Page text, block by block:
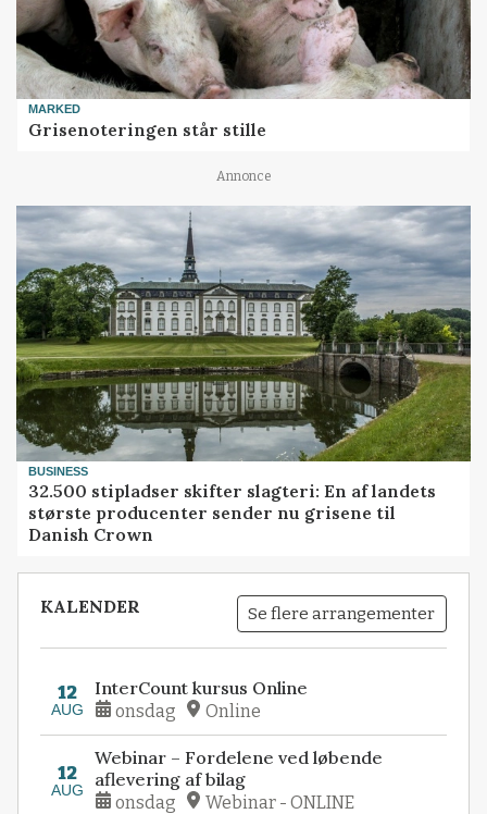
MARKED
Grisenoteringen står stille
Annonce
BUSINESS
32.500 stipladser skifter slagteri: En af landets
største producenter sender nu grisene til
Danish Crown
KALENDER Se flere arrangementer
12
AUG
InterCount kursus Online
onsdag Online
12
AUG
Webinar – Fordelene ved løbende
aflevering af bilag
onsdag Webinar - ONLINE